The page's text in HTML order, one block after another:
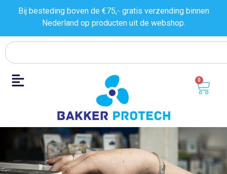
Bij besteding boven de €75,- gratis verzending binnen
Nederland op producten uit de webshop.
0